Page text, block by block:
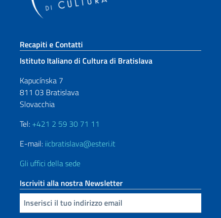
Sezione footer
Recapiti e Contatti
Istituto Italiano di Cultura di Bratislava
Kapucínska 7
811 03 Bratislava
Slovacchia
Tel: +421 2 59 30 71 11
E-mail: iicbratislava@esteri.it
Gli uffici della sede
Iscriviti alla nostra Newsletter
Inserisci la tua email